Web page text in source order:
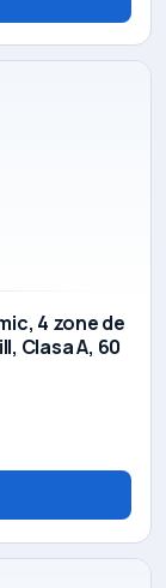
4 zone de
Clasa A, 60